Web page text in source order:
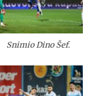
Snimio Dino Šef.